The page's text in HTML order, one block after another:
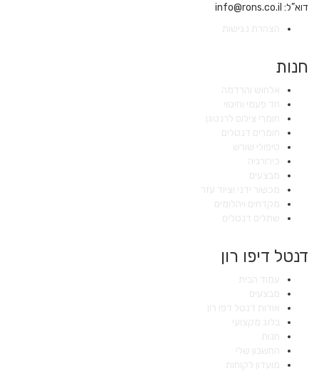
דוא”ל: info@rons.co.il
חנות
דנטל דיפו רון